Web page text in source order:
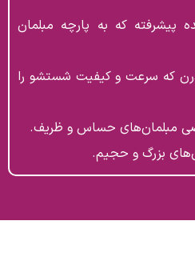
پیشرفته که به پارچه مبلمان
که سرعت و کیفیت شستشو را
مبلمان‌های حساس و ظریف.
بزرگ و حجیم.